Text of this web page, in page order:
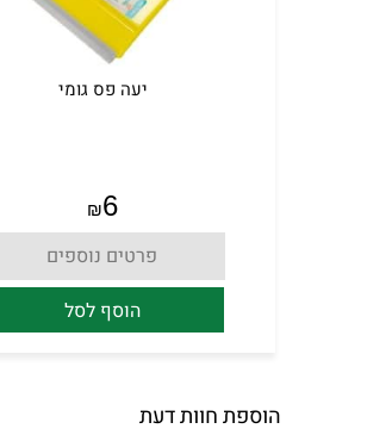
יעה פס גומי
₪6
פרטים נוספים
הוסף לסל
הוספת חוות דעת